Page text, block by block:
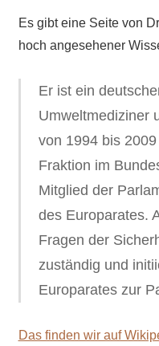
Es gibt eine Seite von
hoch angesehener
Er ist ein
Umweltmediziner
von 1994 bis
Fraktion im
Mitglied der
des Europarates.
Fragen der
zuständig und
Europarates zur
Das finden wir auf